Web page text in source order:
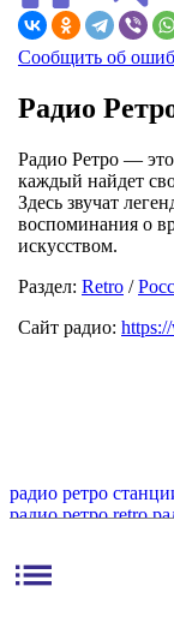
Сообщить об
Радио
Радио Ретро — это
каждый найдет
Здесь звучат
воспоминания о
искусством.
Раздел: Retro /
Сайт радио:
радио ретро
радио ретро retro
радио ретро частота
list